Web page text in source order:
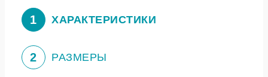
1 ХАРАКТЕРИСТИКИ
2 РАЗМЕРЫ